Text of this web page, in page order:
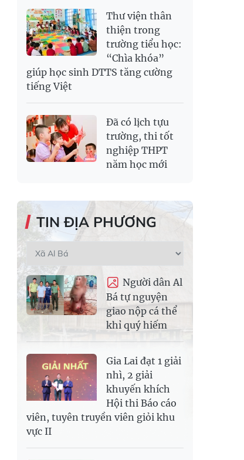
Thư viện thân
thiện trong
trường tiểu học:
“Chìa khóa”
giúp học sinh DTTS tăng cường
tiếng Việt
Đã có lịch tựu
trường, thi tốt
nghiệp THPT
năm học mới
TIN ĐỊA PHƯƠNG
Người dân Al
Bá tự nguyện
giao nộp cá thể
khỉ quý hiếm
Gia Lai đạt 1 giải
nhì, 2 giải
khuyến khích
Hội thi Báo cáo
viên, tuyên truyền viên giỏi khu
vực II